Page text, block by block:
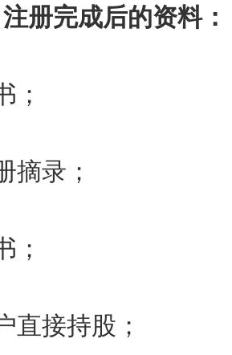
注册完成后的资料：
；
摘录；
；
直接持股；